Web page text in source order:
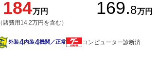
184万円
（諸費用14.2万円を含む）
169.8万円
外装4内装4機関／正常 コンピューター診断済